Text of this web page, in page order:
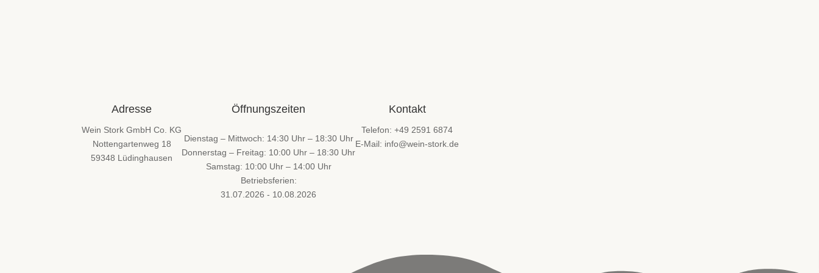
Adresse
Wein Stork GmbH Co. KG
Nottengartenweg 18
59348 Lüdinghausen
Öffnungszeiten
Dienstag – Mittwoch: 14:30 Uhr – 18:30 Uhr
Donnerstag – Freitag: 10:00 Uhr – 18:30 Uhr
Samstag: 10:00 Uhr – 14:00 Uhr
Betriebsferien:
31.07.2026 - 10.08.2026
Kontakt
Telefon: +49 2591 6874
E-Mail: info@wein-stork.de